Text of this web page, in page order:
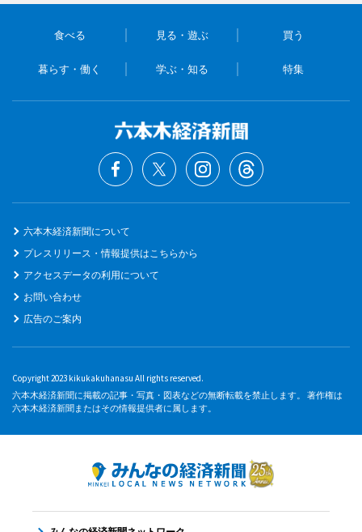
食べる 見る・遊ぶ 買う
暮らす・働く 学ぶ・知る 特集
六本木経済新聞について
プレスリリース・情報提供はこちらから
アクセスデータの利用について
お問い合わせ
広告のご案内
Copyright 2023 kikukakuhanasu All rights reserved.
六本木経済新聞に掲載の記事・写真・図表などの無断転載を禁止します。 著作権は
六本木経済新聞またはその情報提供者に属します。